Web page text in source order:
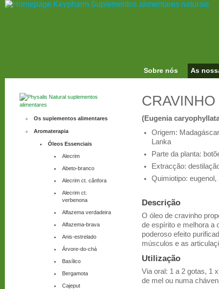
Sobre nós As
Os suplementos alimentares
Aromaterapia
Óleos Essenciais
Alecrim
Abeto-branco
Alecrim ct. cânfora
Alecrim ct.
verbenona
Alfazema verdadeira
Alfazema-brava
Anis-estrelado
Árvore-do-chá
Basílico
Bergamota
Cajeput
CRAVINHO
(Eugenia
Origem:
Lanka
Parte da planta:
Extracção:
Quimiotipo:
Descrição
O óleo de cravinho
de espírito e melhora a
poderoso efeito
músculos e as
Utilização
Via oral: 1 a 2 gotas, 1
de mel ou numa